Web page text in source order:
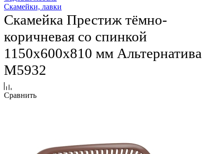
Скамейки, лавки
Скамейка Престиж тёмно-
коричневая со спинкой
1150х600х810 мм Альтернатива
М5932
Сравнить